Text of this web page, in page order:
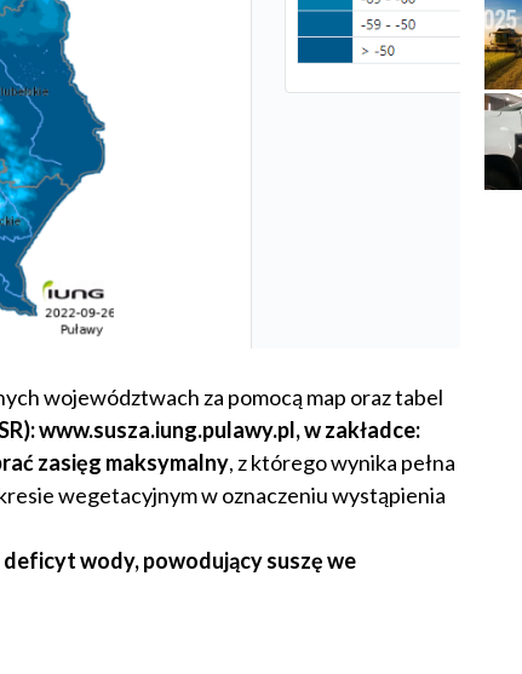
województwach za pomocą map oraz tabel
www.susza.iung.pulawy.pl, w zakładce:
zasięg maksymalny, z którego wynika pełna
wegetacyjnym w oznaczeniu wystąpienia
wody, powodujący suszę we